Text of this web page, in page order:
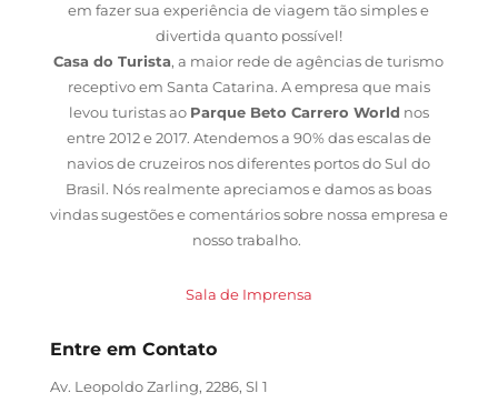
em fazer sua experiência de viagem tão simples e
divertida quanto possível!
Casa do Turista, a maior rede de agências de turismo
receptivo em Santa Catarina. A empresa que mais
levou turistas ao Parque Beto Carrero World nos
entre 2012 e 2017. Atendemos a 90% das escalas de
navios de cruzeiros nos diferentes portos do Sul do
Brasil. Nós realmente apreciamos e damos as boas
vindas sugestões e comentários sobre nossa empresa e
nosso trabalho.
Sala de Imprensa
Entre em Contato
Av. Leopoldo Zarling, 2286, Sl 1